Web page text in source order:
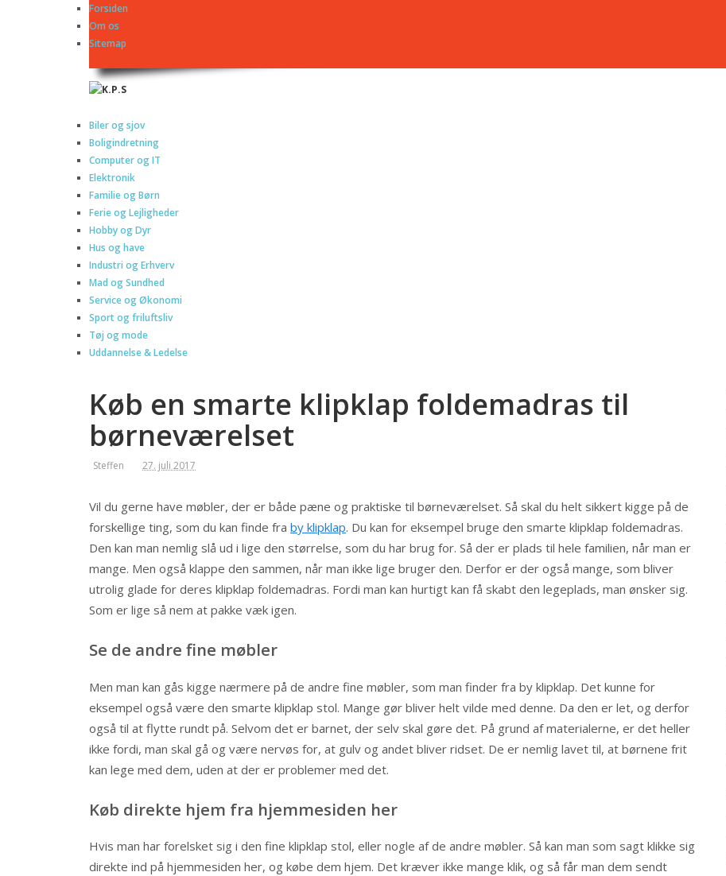
Forsiden
Om os
Sitemap
Biler og sjov
Boligindretning
Computer og IT
Elektronik
Familie og Børn
Ferie og Lejligheder
Hobby og Dyr
Hus og have
Industri og Erhverv
Mad og Sundhed
Service og Økonomi
Sport og friluftsliv
Tøj og mode
Uddannelse & Ledelse
Køb en smarte klipklap foldemadras til
børneværelset
Steffen 27. juli 2017
Vil du gerne have møbler, der er både pæne og praktiske til børneværelset. Så skal du helt sikkert kigge på de
forskellige ting, som du kan finde fra by klipklap. Du kan for eksempel bruge den smarte klipklap foldemadras.
Den kan man nemlig slå ud i lige den størrelse, som du har brug for. Så der er plads til hele familien, når man er
mange. Men også klappe den sammen, når man ikke lige bruger den. Derfor er der også mange, som bliver
utrolig glade for deres klipklap foldemadras. Fordi man kan hurtigt kan få skabt den legeplads, man ønsker sig.
Som er lige så nem at pakke væk igen.
Se de andre fine møbler
Men man kan gås kigge nærmere på de andre fine møbler, som man finder fra by klipklap. Det kunne for
eksempel også være den smarte klipklap stol. Mange gør bliver helt vilde med denne. Da den er let, og derfor
også til at flytte rundt på. Selvom det er barnet, der selv skal gøre det. På grund af materialerne, er det heller
ikke fordi, man skal gå og være nervøs for, at gulv og andet bliver ridset. De er nemlig lavet til, at børnene frit
kan lege med dem, uden at der er problemer med det.
Køb direkte hjem fra hjemmesiden her
Hvis man har forelsket sig i den fine klipklap stol, eller nogle af de andre møbler. Så kan man som sagt klikke sig
direkte ind på hjemmesiden her, og købe dem hjem. Det kræver ikke mange klik, og så får man dem sendt